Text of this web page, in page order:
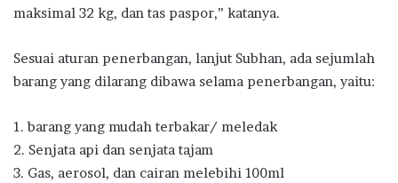
maksimal 32 kg, dan tas paspor,” katanya.
Sesuai aturan penerbangan, lanjut Subhan, ada sejumlah
barang yang dilarang dibawa selama penerbangan, yaitu:
1. barang yang mudah terbakar/ meledak
2. Senjata api dan senjata tajam
3. Gas, aerosol, dan cairan melebihi 100ml